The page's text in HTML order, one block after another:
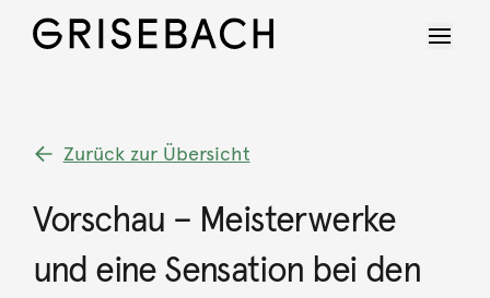
Zurück zur Übersicht
Vorschau – Meisterwerke
und eine Sensation bei den